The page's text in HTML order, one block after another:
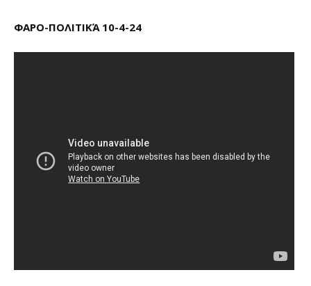
ΦΑΡΟ-ΠΟΛΙΤΙΚΆ 10-4-24